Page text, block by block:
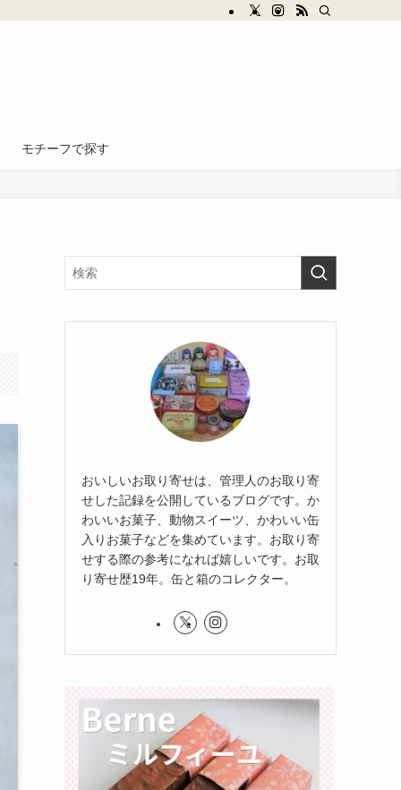
モチーフで探す
おいしいお取り寄せは、管理人のお取り寄
せした記録を公開しているブログです。か
わいいお菓子、動物スイーツ、かわいい缶
入りお菓子などを集めています。お取り寄
せする際の参考になれば嬉しいです。お取
り寄せ歴19年。缶と箱のコレクター。